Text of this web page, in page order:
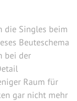
die Singles beim
Beuteschema
bei der
Raum für
gar nicht mehr